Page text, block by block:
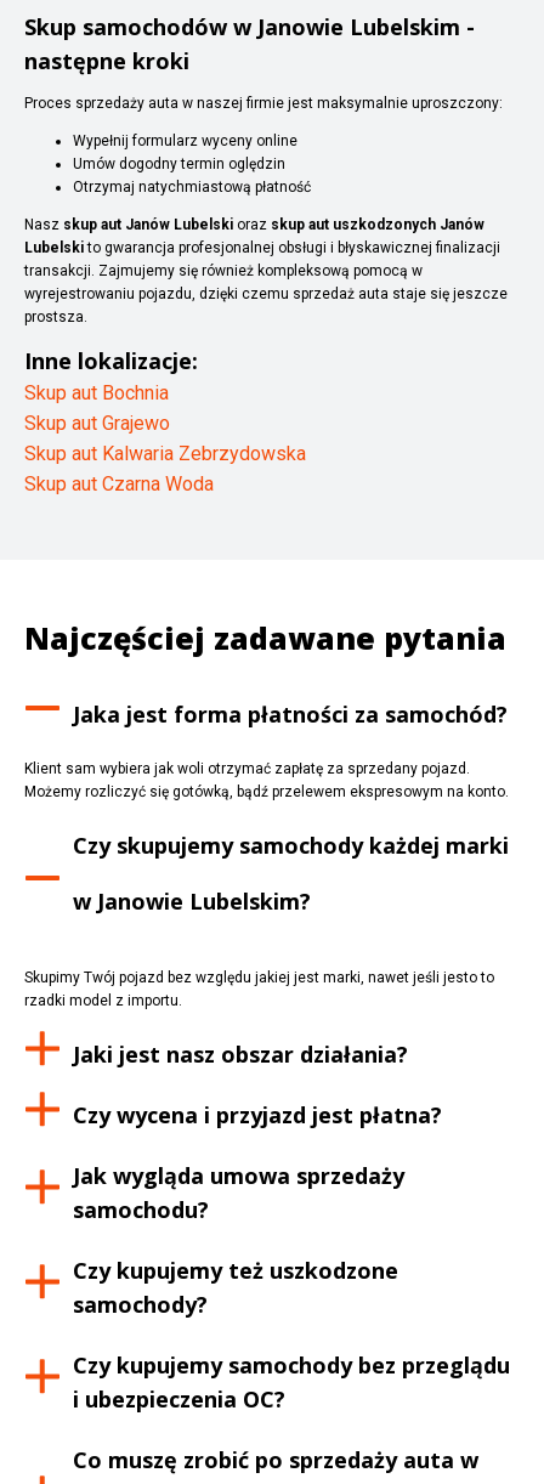
Skup samochodów w Janowie Lubelskim -
następne kroki
Proces sprzedaży auta w naszej firmie jest maksymalnie uproszczony:
Wypełnij formularz wyceny online
Umów dogodny termin oględzin
Otrzymaj natychmiastową płatność
Nasz skup aut Janów Lubelski oraz skup aut uszkodzonych Janów
Lubelskito gwarancja profesjonalnej obsługi i błyskawicznej finalizacji
transakcji. Zajmujemy się również kompleksową pomocą w
wyrejestrowaniu pojazdu, dzięki czemu sprzedaż auta staje się jeszcze
prostsza.
Inne lokalizacje:
Skup aut Bochnia
Skup aut Grajewo
Skup aut Kalwaria Zebrzydowska
Skup aut Czarna Woda
Najczęściej zadawane pytania
Jaka jest forma płatności za samochód?
Klient sam wybiera jak woli otrzymać zapłatę za sprzedany pojazd.
Możemy rozliczyć się gotówką, bądź przelewem ekspresowym na konto.
Czy skupujemy samochody każdej marki
w Janowie Lubelskim?
Skupimy Twój pojazd bez względu jakiej jest marki, nawet jeśli jesto to
rzadki model z importu.
Jaki jest nasz obszar działania?
Czy wycena i przyjazd jest płatna?
Jak wygląda umowa sprzedaży
samochodu?
Czy kupujemy też uszkodzone
samochody?
Czy kupujemy samochody bez przeglądu
i ubezpieczenia OC?
Co muszę zrobić po sprzedaży auta w